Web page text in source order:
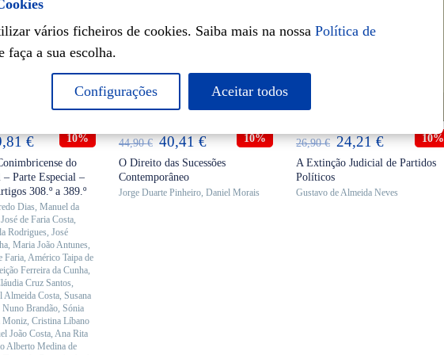
€.
€O
preço
atual
é:
99,81 €.
10%
do
– Parte Especial –
308.º a 389.º
Dias,Manuel da
José de Faria Costa,
Rodrigues,José
,Maria João Antunes,
Faria,Américo Taipa de
Ferreira da Cunha,
Cruz Santos,
Almeida Costa,Susana
Nuno Brandão,Sónia
Moniz,Cristina Líbano
João Costa,Ana Rita
Alberto Medina de
44,90€ O
preço
original
40,41€O
preço
10%
O Direito das Sucessões
Contemporâneo
Jorge Duarte Pinheiro, Daniel Morais
26,90€ O
preço
24,21€O
preço
10%
A Extinção Judicial de Partidos
Políticos
Gustavo de Almeida Neves
vários ficheiros de cookies. Saiba mais na nossa Política de
faça a sua escolha.
Configurações Aceitar todos